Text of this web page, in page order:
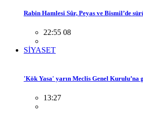
Rabin Hamlesi Sûr, Peyas ve Bismil’de
22:55 08
SİYASET
'Kök Yasa' yarın Meclis Genel Kurulu’na
13:27